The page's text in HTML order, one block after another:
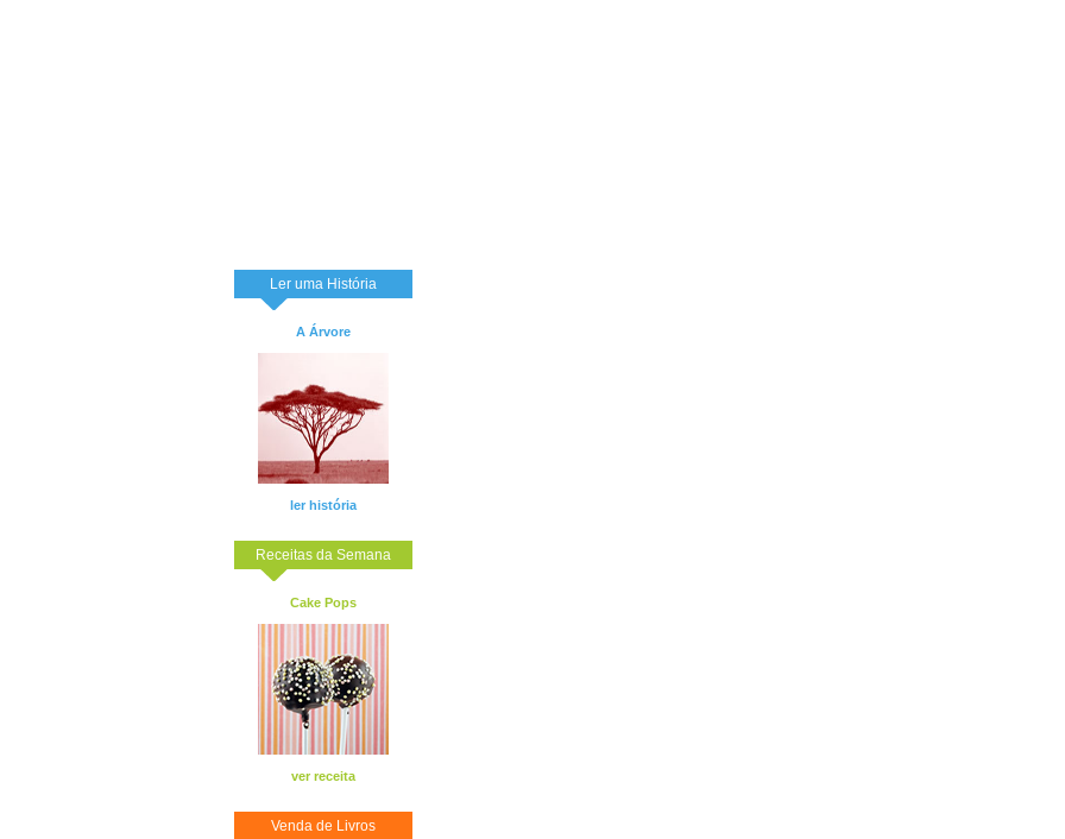
Ler uma História
A Árvore
ler história
Receitas da Semana
Cake Pops
ver receita
Venda de Livros